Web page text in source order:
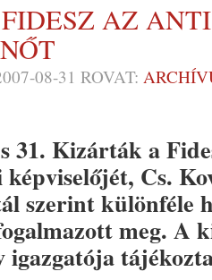
AZ
08-31 ROVAT:
31. Kizárták a
Cs.
szerint különféle
meg. A
igazgatója